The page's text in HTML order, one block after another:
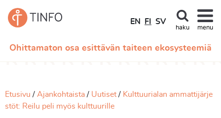
Ohittamaton osa esittävän taiteen ekosysteemiä
EN FI SV
haku menu
Etusivu Ajankohtaista Uutiset
Kulttuurialan ammattijärje
stöt: Reilu peli myös kulttuurille